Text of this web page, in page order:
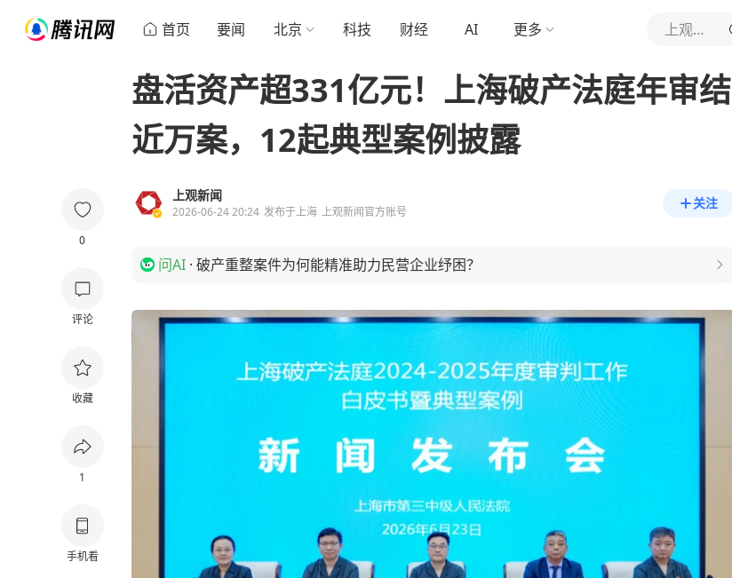
首页 要闻 北京 科技 财经 AI 更多 上观新闻
0
评论
收藏
1
手机看
盘活资产超331亿元！上海破产法庭年审结
近万案，12起典型案例披露
上观新闻
2026-06-24 20:24 发布于上海 上观新闻官方账号
关注
问AI · 破产重整案件为何能精准助力民营企业纾困？